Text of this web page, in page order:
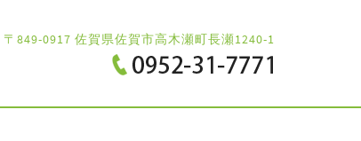
〒849-0917 佐賀県佐賀市高木瀬町長瀬1240-1